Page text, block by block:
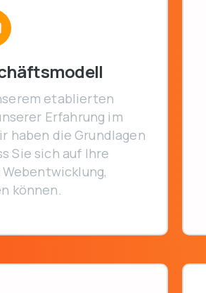
etablierten
Erfahrung im
haben die Grundlagen
Sie sich auf Ihre
können.